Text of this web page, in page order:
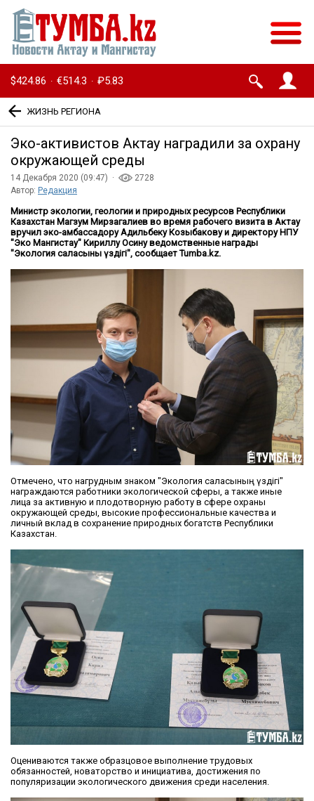
$424.86 · €514.3 · ₽5.83
ЖИЗНЬ РЕГИОНА
Эко-активистов Актау наградили за охрану
окружающей среды
14 Декабря 2020 (09:47) ·
2728
Автор: Редакция
Министр экологии, геологии и природных ресурсов Республики
Казахстан Магзум Мирзагалиев во время рабочего визита в Актау
вручил эко-амбассадору Адильбеку Козыбакову и директору НПУ
"Эко Мангистау" Кириллу Осину ведомственные награды
"Экология саласының үздігі", сообщает Tumba.kz.
Отмечено, что нагрудным знаком "Экология саласының үздігі"
награждаются работники экологической сферы, а также иные
лица за активную и плодотворную работу в сфере охраны
окружающей среды, высокие профессиональные качества и
личный вклад в сохранение природных богатств Республики
Казахстан.
Оцениваются также образцовое выполнение трудовых
обязанностей, новаторство и инициатива, достижения по
популяризации экологического движения среди населения.